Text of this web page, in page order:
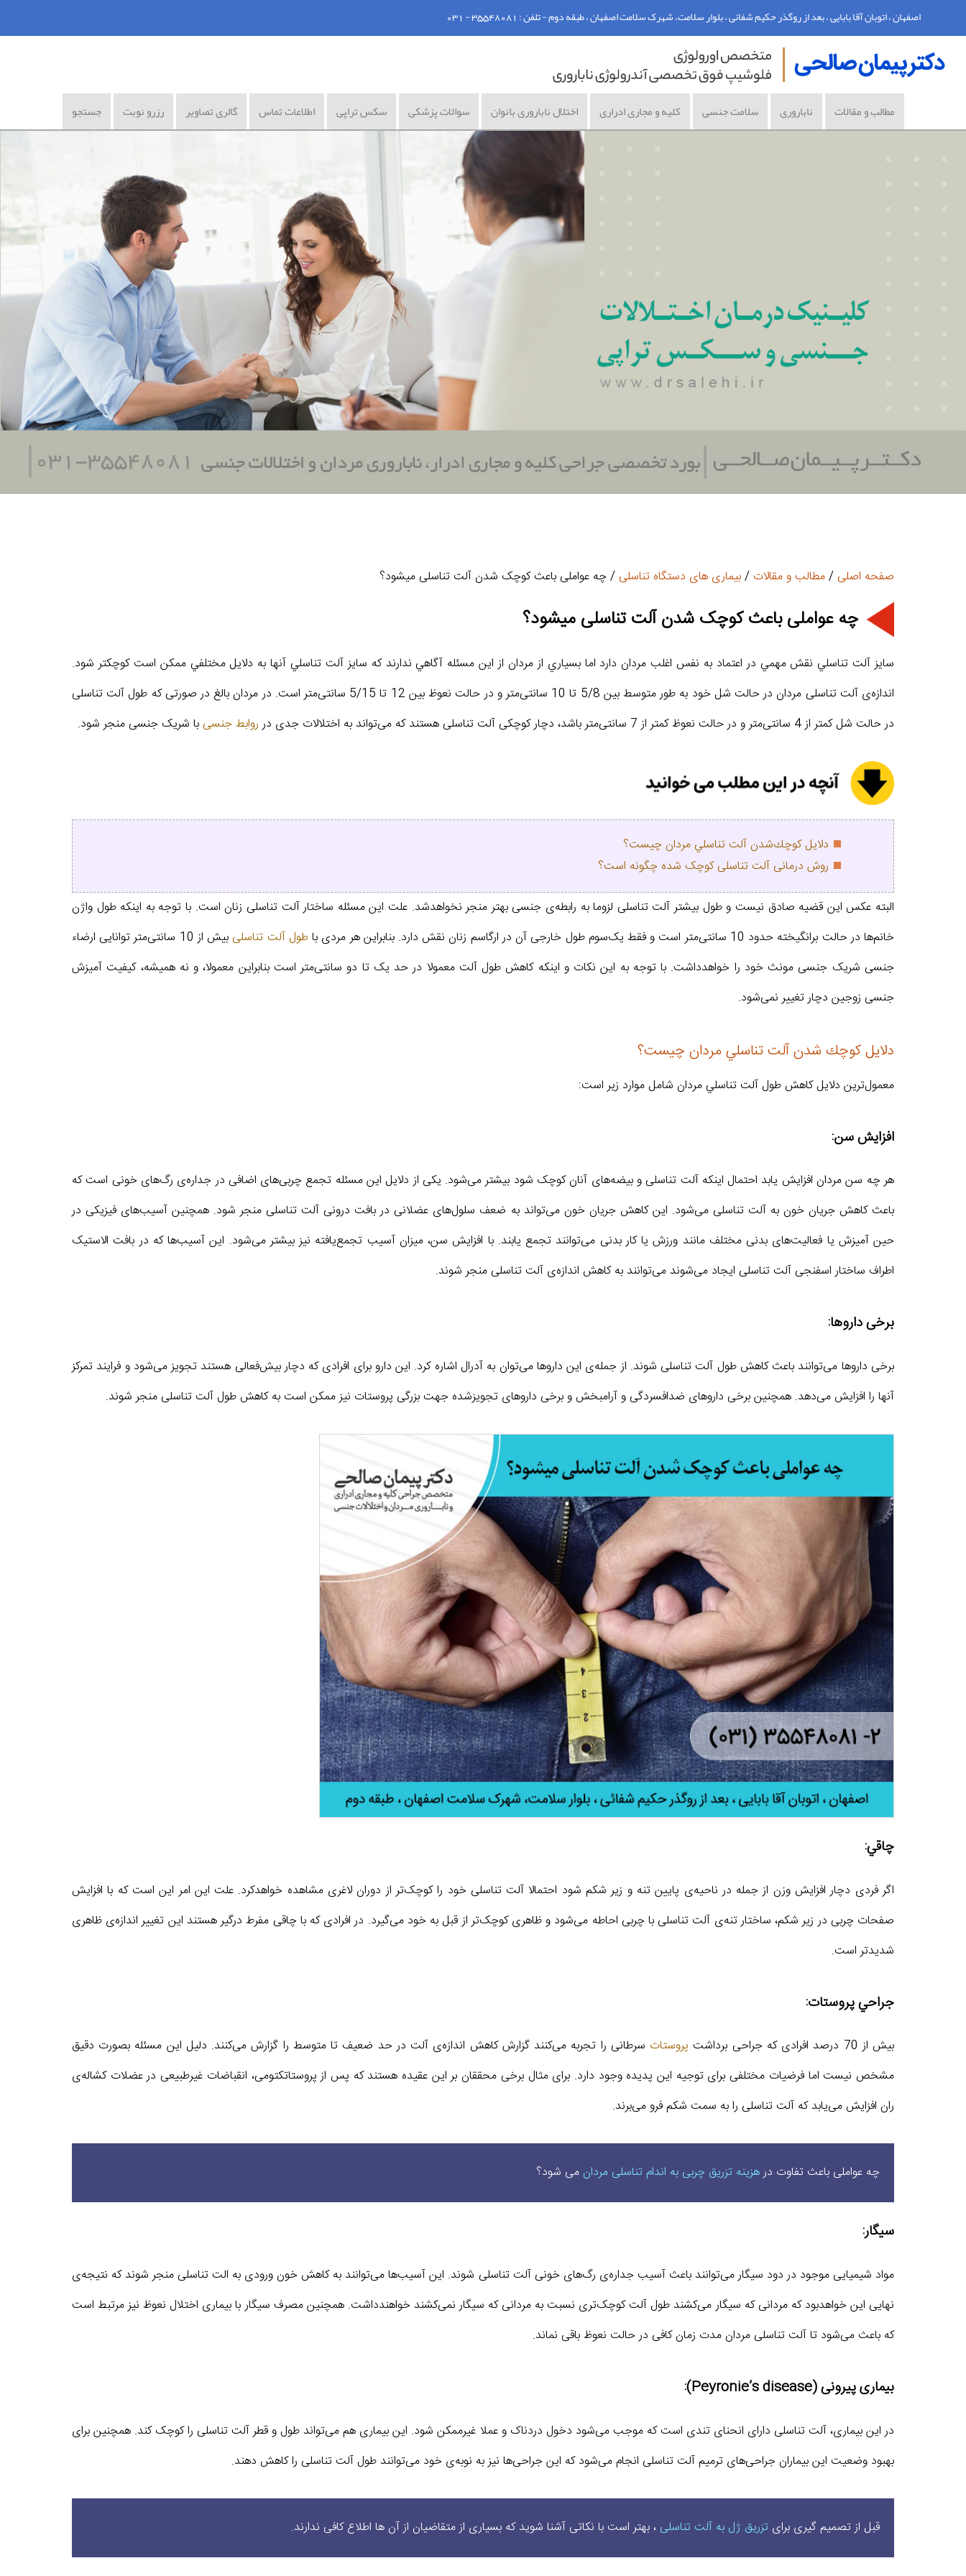
اصفهان ، اتوبان آقا بابایی ، بعد از روگذر حکیم شفائی ، بلوار سلامت، شهرک سلامت اصفهان ، طبقه دوم - تلفن : 35548081 - 031
مطالب و مقالات ناباروری سلامت جنسی کلیه و مجاری ادراری اختلال ناباروری بانوان سوالات پزشکی سکس تراپی اطلاعات تماس گالری تصاویر رزرو نوبت جستجو
صفحه اصلی / مطالب و مقالات / بیماری های دستگاه تناسلی / چه عواملی باعث کوچک شدن آلت تناسلی میشود؟
چه عواملی باعث کوچک شدن آلت تناسلی میشود؟
سايز آلت تناسلي نقش مهمي در اعتماد به نفس اغلب مردان دارد اما بسياري از مردان از اين مسئله آگاهي ندارند كه سايز آلت تناسلي آنها به دلايل مختلفي ممكن است كوچكتر شود.
اندازه‌ی آلت تناسلی مردان در حالت شل خود به طور متوسط بین 5/8 تا 10 سانتی‌متر و در حالت نعوظ بین 12 تا 5/15 سانتی‌متر است. در مردان بالغ در صورتی که طول آلت تناسلی
در حالت شل کمتر از 4 سانتی‌متر و در حالت نعوظ کمتر از 7 سانتی‌متر باشد، دچار کوچکی آلت تناسلی هستند که می‌تواند به اختلالات جدی در
روابط جنسی با شریک جنسی منجر شود.
دلايل كوچك‌شدن آلت تناسلي مردان چيست؟
روش درمانی آلت تناسلی کوچک شده چگونه است؟
البته عکس این قضیه صادق نیست و طول بیشتر آلت تناسلی لزوما به رابطه‌ی جنسی بهتر منجر نخواهدشد. علت این مسئله ساختار آلت تناسلی زنان است. با توجه به اینکه طول واژن
خانم‌ها در حالت برانگیخته حدود 10 سانتی‌متر است و فقط یک‌سوم طول خارجی آن در ارگاسم زنان نقش دارد. بنابراین هر مردی با
طول آلت تناسلی
بیش از 10 سانتی‌متر توانایی ارضاء
جنسی شریک جنسی مونث خود را خواهدداشت. با توجه به این نکات و اینکه کاهش طول آلت معمولا در حد یک تا دو سانتی‌متر است بنابراین معمولا، و نه همیشه، کیفیت آمیزش
جنسی زوجین دچار تغییر نمی‌شود.
دلايل كوچك‌ شدن آلت تناسلي مردان چيست؟
معمول‌ترين دلايل كاهش طول آلت تناسلي مردان شامل موارد زير است:
افزايش سن:
هر چه سن مردان افزایش یابد احتمال اینکه آلت تناسلی و بیضه‌های آنان کوچک شود بیشتر می‌شود. یکی از دلایل این مسئله تجمع چربی‌های اضافی در جداره‌ی رگ‌های خونی است که
باعث کاهش جریان خون به آلت تناسلی می‌شود. این کاهش جریان خون می‌تواند به ضعف سلول‌های عضلانی در بافت درونی آلت تناسلی منجر شود. همچنین آسیب‌های فیزیکی در
حین آمیزش یا فعالیت‌های بدنی مختلف مانند ورزش یا کار بدنی می‌توانند تجمع یابند. با افزایش سن، میزان آسیب تجمع‌یافته نیز بیشتر می‌شود. این آسیب‌ها که در بافت الاستیک
اطراف ساختار اسفنجی آلت تناسلی ایجاد می‌شوند می‌توانند به کاهش اندازه‌ی آلت تناسلی منجر شوند.
برخی داروها:
برخی داروها می‌توانند باعث کاهش طول آلت تناسلی شوند. از جمله‌ی این داروها می‌توان به آدرال اشاره کرد. این دارو برای افرادی که دچار بیش‌فعالی هستند تجویز می‌شود و فرایند تمرکز
آنها را افزایش می‌دهد. همچنین برخی داروهای ضدافسردگی و آرامبخش و برخی داروهای تجویزشده جهت بزرگی پروستات نیز ممکن است به کاهش طول آلت تناسلی منجر شوند.
چاقي:
اگر فردی دچار افزایش وزن از جمله در ناحیه‌ی پایین تنه و زیر شکم شود احتمالا آلت تناسلی خود را کوچک‌تر از دوران لاغری مشاهده خواهدکرد. علت این امر این است که با افزایش
صفحات چربی در زیر شکم، ساختار تنه‌ی آلت تناسلی با چربی احاطه می‌شود و ظاهری کوچک‌تر از قبل به خود می‌گیرد. در افرادی که با چاقی مفرط درگیر هستند این تغییر اندازه‌ی ظاهری
شدیدتر است.
جراحي پروستات:
بیش از 70 درصد افرادی که جراحی برداشت پروستات سرطانی را تجربه می‌کنند گزارش کاهش اندازه‌ی آلت در حد ضعیف تا متوسط را گزارش می‌کنند. دلیل این مسئله بصورت دقیق
مشخص نیست اما فرضیات مختلفی برای توجیه این پدیده وجود دارد. برای مثال برخی محققان بر این عقیده هستند که پس از پروستاتکتومی، انقباضات غیرطبیعی در عضلات کشاله‌ی
ران افزایش می‌یابد که آلت تناسلی را به سمت شکم فرو می‌برند.
چه عواملی باعث تفاوت درهزینه تزریق چربی به اندام تناسلی مردان می‌ شود؟
سیگار:
مواد شیمیایی موجود در دود سیگار می‌توانند باعث آسیب جداره‌ی رگ‌های خونی آلت تناسلی شوند. این آسیب‌ها می‌توانند به کاهش خون ورودی به الت تناسلی منجر شوند که نتیجه‌ی
نهایی این خواهدبود که مردانی که سیگار می‌کشند طول آلت کوچک‌تری نسبت به مردانی که سیگار نمی‌کشند خواهندداشت. همچنین مصرف سیگار با بیماری اختلال نعوظ نیز مرتبط است
که باعث می‌شود تا آلت تناسلی مردان مدت زمان کافی در حالت نعوظ باقی نماند.
بیماری پیرونی (Peyronie’s disease):
در این بیماری، آلت تناسلی دارای انحنای تندی است که موجب می‌شود دخول دردناک و عملا غیرممکن شود. این بیماری هم می‌تواند طول و قطر آلت تناسلی را کوچک کند. همچنین برای
بهبود وضعیت این بیماران جراحی‌های ترمیم آلت تناسلی انجام می‌شود که این جراحی‌ها نیز به نوبه‌ی خود می‌توانند طول آلت تناسلی را کاهش دهند.
قبل از تصمیم گیری برای تزریق ژل به آلت تناسلی ، بهتر است با نکاتی آشنا شوید که بسیاری از متقاضیان از آن ها اطلاع کافی ندارند.